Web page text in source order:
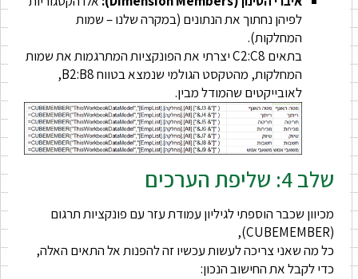
לפיהן נחתוך את הנתונים (במקרה שלנו – שמות
המחלקות).
בתאים C2:C8 יצרתי את הפונקציות המתרגמות את שמות
המחלקות, מהטקסט הגולמי שנמצא בטווח B2:B8,
לאובייקטים שהמודל מבין.
שלב 4: שליפת הערכים
מכיוון שכבר הוספתי לגיליון עמודת עזר עם פונקציות תרגום
(CUBEMEMBER),
כל מה שאני צריכה לעשות עכשיו זה להפנות אל התאים האלה,
כדי לקבל את החישוב הנכון: